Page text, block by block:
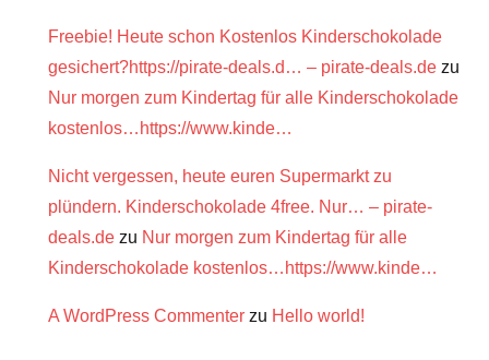
Freebie! Heute schon Kostenlos Kinderschokolade
gesichert?https://pirate-deals.d… – pirate-deals.de zu
Nur morgen zum Kindertag für alle Kinderschokolade
kostenlos…https://www.kinde…
Nicht vergessen, heute euren Supermarkt zu
plündern. Kinderschokolade 4free. Nur… – pirate-
deals.de zu Nur morgen zum Kindertag für alle
Kinderschokolade kostenlos…https://www.kinde…
A WordPress Commenter zu Hello world!